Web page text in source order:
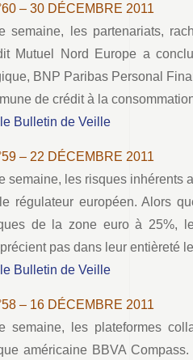
– 30 DÉCEMBRE 2011
semaine, les partenariats,
Mutuel Nord Europe a
BNP Paribas Personal
de crédit à la
Bulletin de Veille
– 22 DÉCEMBRE 2011
semaine, les risques inhérents
régulateur européen. Alors
de la zone euro à 25%,
pas dans leur entièreté
Bulletin de Veille
– 16 DÉCEMBRE 2011
semaine, les plateformes
américaine BBVA